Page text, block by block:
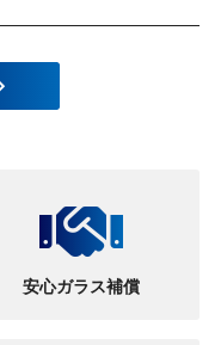
安心ガラス補償